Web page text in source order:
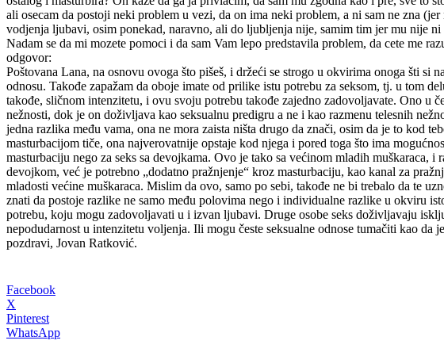
ali osecam da postoji neki problem u vezi, da on ima neki problem, a ni sam ne zna
vodjenja ljubavi, osim ponekad, naravno, ali do ljubljenja nije, samim tim jer mu nije
Nadam se da mi mozete pomoci i da sam Vam lepo predstavila problem, da cete me
odgovor:
Poštovana Lana, na osnovu ovoga što pišeš, i držeći se strogo u okvirima onoga šti
odnosu. Takođe zapažam da oboje imate od prilike istu potrebu za seksom, tj. u tom
takođe, sličnom intenzitetu, i ovu svoju potrebu takođe zajedno zadovoljavate. Ono u
nežnosti, dok je on doživljava kao seksualnu predigru a ne i kao razmenu telesnih
jedna razlika među vama, ona ne mora zaista ništa drugo da znači, osim da je to kod
masturbacijom tiče, ona najverovatnije opstaje kod njega i pored toga što ima
masturbaciju nego za seks sa devojkama. Ovo je tako sa većinom mladih muškaraca,
devojkom, već je potrebno „dodatno pražnjenje“ kroz masturbaciju, kao kanal za
mladosti većine muškaraca. Mislim da ovo, samo po sebi, takođe ne bi trebalo da te
znati da postoje razlike ne samo među polovima nego i individualne razlike u okviru
potrebu, koju mogu zadovoljavati u i izvan ljubavi. Druge osobe seks doživljavaju
nepodudarnost u intenzitetu voljenja. Ili mogu česte seksualne odnose tumačiti kao da
pozdravi, Jovan Ratković.
Facebook
X
Pinterest
WhatsApp